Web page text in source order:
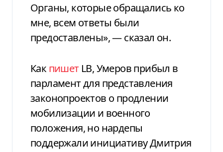
Органы, которые обращались ко
мне, всем ответы были
предоставлены», — сказал он.
Как пишет LB, Умеров прибыл в
парламент для представления
законопроектов о продлении
мобилизации и военного
положения, но нардепы
поддержали инициативу Дмитрия